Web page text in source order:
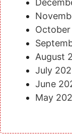
August
July
June
May